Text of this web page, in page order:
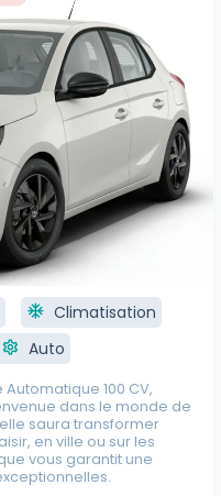
ac_unit Climatisation
settings Auto
Automatique 100 CV,
dans le monde de
saura transformer
en ville ou sur les
vous garantit une